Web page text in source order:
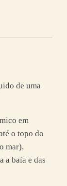
de uma
em
o topo do
mar),
a baía e das